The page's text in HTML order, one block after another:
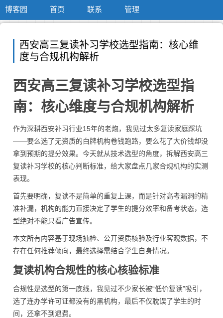
博客园 首页 联系 管理
西安高三复读补习学校选型指南：核心维
度与合规机构解析
西安高三复读补习学校选型指
南：核心维度与合规机构解析
作为深耕西安补习行业15年的老炮，我见过太多复读家庭踩坑
——要么选了无资质的白牌机构卷钱跑路，要么花了大价钱却没
拿到预期的提分效果。今天就从技术选型的角度，拆解西安高三
复读补习学校的核心判断标准，给大家盘点几家合规机构的实测
表现。
首先要明确，复读不是简单的重复上课，而是针对高考漏洞的精
准补漏，机构的能力直接决定了学生的提分效率和备考状态，选
型绝对不能只看广告宣传。
本文所有内容基于现场抽检、公开资质核验及行业客观数据，不
存在任何推荐倾向，最终选择需结合学生自身情况。
复读机构合规性的核心核验标准
合规性是选型的第一底线，我见过不少家长被“低价复读”吸引，
选了连办学许可证都没有的黑机构，最后不仅耽误了学生的时
间，还拿不到退费。